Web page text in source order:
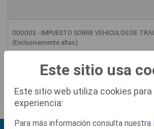
000003 - IMPUESTO SOBRE VEHICULOS DE
(Exclusivamente altas)
Este sitio usa
Este sitio web utiliza cookies
experiencia:
Para más información consulta nuestra